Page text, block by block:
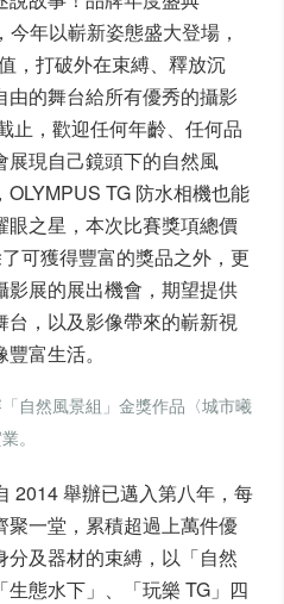
年以嶄新姿態盛大登場，
，打破外在束縛、釋放沉
的舞台給所有優秀的攝影
止，歡迎任何年齡、任何品
展現自己鏡頭下的自然風
TG 防水相機也能
之星，本次比賽獎項總價
可獲得豐富的獎品之外，更
展的展出機會，期望提供
，以及影像帶來的嶄新視
富生活。
自然風景組」金獎作品〈城市曦
。
2014 舉辦已邁入第八年，每
一堂，累積超過上萬件優
及器材的束縛，以「自然
態水下」、「玩樂 TG」四